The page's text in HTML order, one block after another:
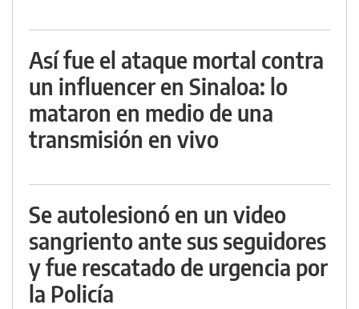
Así fue el ataque mortal contra
un influencer en Sinaloa: lo
mataron en medio de una
transmisión en vivo
Se autolesionó en un video
sangriento ante sus seguidores
y fue rescatado de urgencia por
la Policía